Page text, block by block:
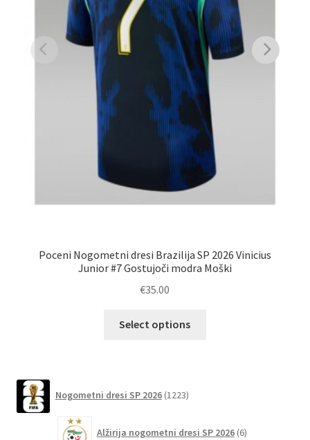
Poceni Nogometni dresi Brazilija SP 2026 Vinicius
Junior #7 Gostujoči modra Moški
€35.00
Select options
Nogometni dresi SP 2026 1223izdelkov
Alžirija nogometni dresi SP 2026 6